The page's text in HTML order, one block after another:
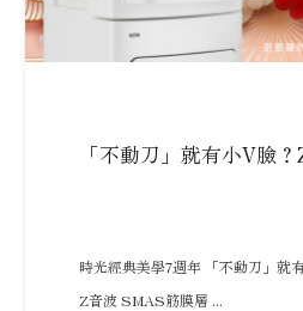
「不動刀」就有小V臉
時光經典美學7週年 「不動刀」就
Z音波 SMAS筋膜層 ...